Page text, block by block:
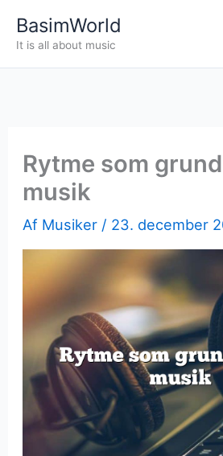
BasimWorld
It is all about music
Rytme som
musik
Af Musiker / 23. december